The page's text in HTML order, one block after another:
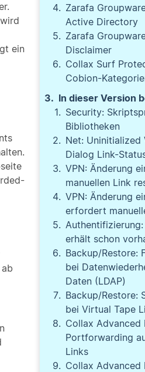
ein
Zarafa
Active Directory
Zarafa
Disclaimer
Collax Surf
Cobion-
In dieser Version
Security:
Bibliotheken
Net: Uninitialized
Dialog Link-
VPN: Änderung
manuellen Link
VPN: Änderung
erfordert
erhält schon
Backup/Restore:
bei
Daten (LDAP)
Backup/Restore:
bei Virtual Tape
Collax Advanced
Portforwarding
Links
Collax Advanced